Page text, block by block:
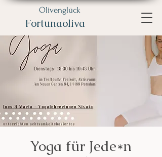
Olivenglück
Fortunaoliva
Yoga für Jede*n